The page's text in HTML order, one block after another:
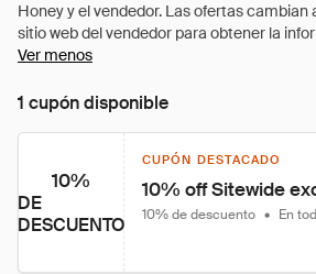
Ver menos
1 cupón disponible
10%
DE
DESCUENTO
CUPÓN DESTACADO
10% off Sitewide
10% de descuento • En